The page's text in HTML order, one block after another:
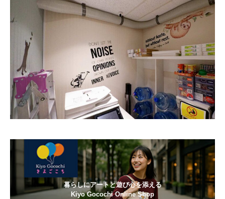
暮らしにアートと遊び心を添える
Kiyo Gocochi Online Shop